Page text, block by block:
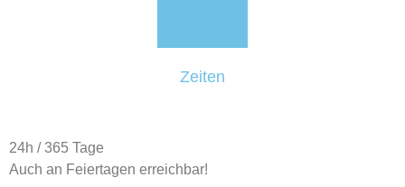
Zeiten
24h / 365 Tage
Auch an Feiertagen erreichbar!